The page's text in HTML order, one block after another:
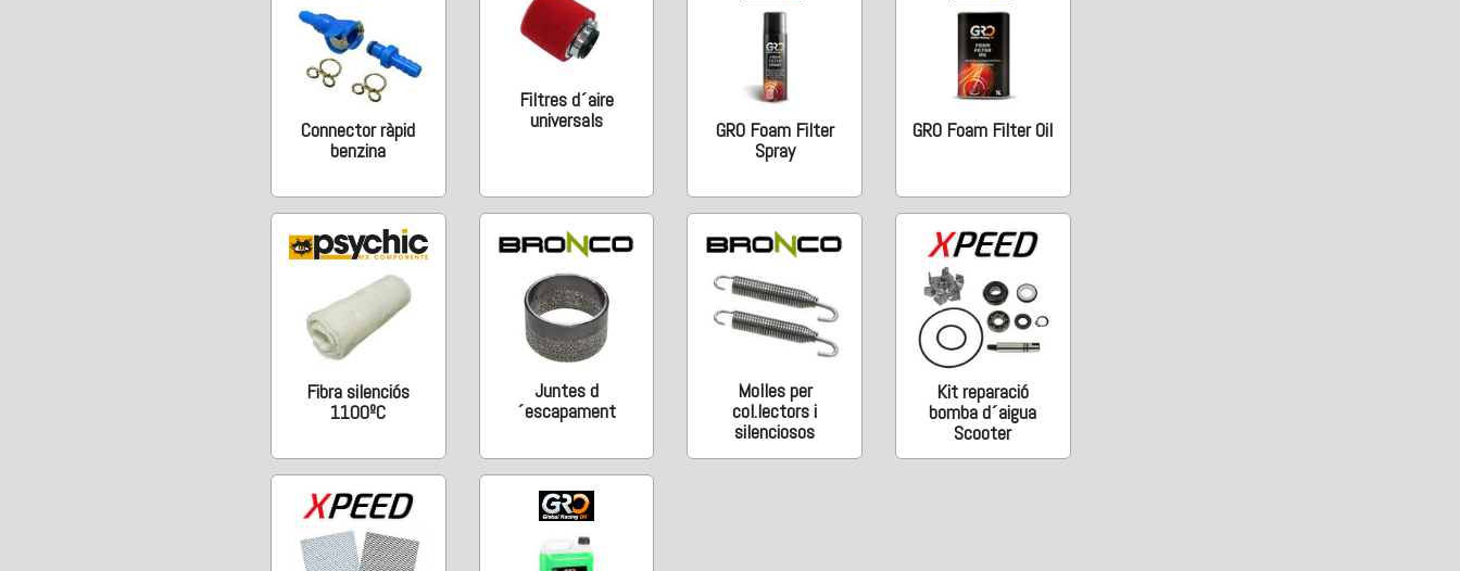
Connector ràpid
benzina
Filtres d´aire
universals
GRO Foam Filter
Spray
GRO Foam Filter Oil
Fibra silenciós
1100ºC
Juntes d
´escapament
Molles per
col.lectors i
silenciosos
Kit reparació
bomba d´aigua
Scooter